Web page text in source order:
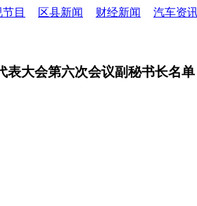
目 区县新闻 财经新闻
汽车资
表大会第六次会议副秘书长名单